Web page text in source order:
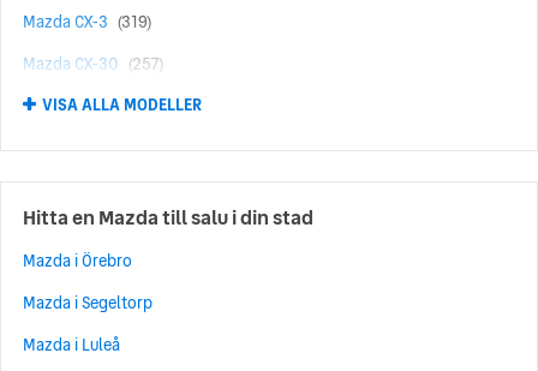
Mazda CX-3 (319)
Mazda CX-30 (257)
Mazda 2 (220)
Mazda CX-80 (198)
Mazda 6e (195)
Mazda MX-5 (177)
Mazda MX-30
Mazda 5 (41)
Mazda CX-7 (14)
VISA ALLA MODELLER
Hitta en Mazda till salu i din stad
Mazda i Örebro
Mazda i Segeltorp
Mazda i Luleå